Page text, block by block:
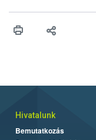
érésű szőlőkben is
felhasználók
Hivatalunk
Bemutatkozás